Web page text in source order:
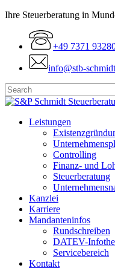
Skip
content
Ihre Steuerberatung in
+49 7371
info@stb-
Close
Menu
Leistungen
Controlling
Finanz- und
Steuerberatung
Kanzlei
Karriere
Mandanteninfos
Rundschreiben
DATEV-
Servicebereich
Kontakt